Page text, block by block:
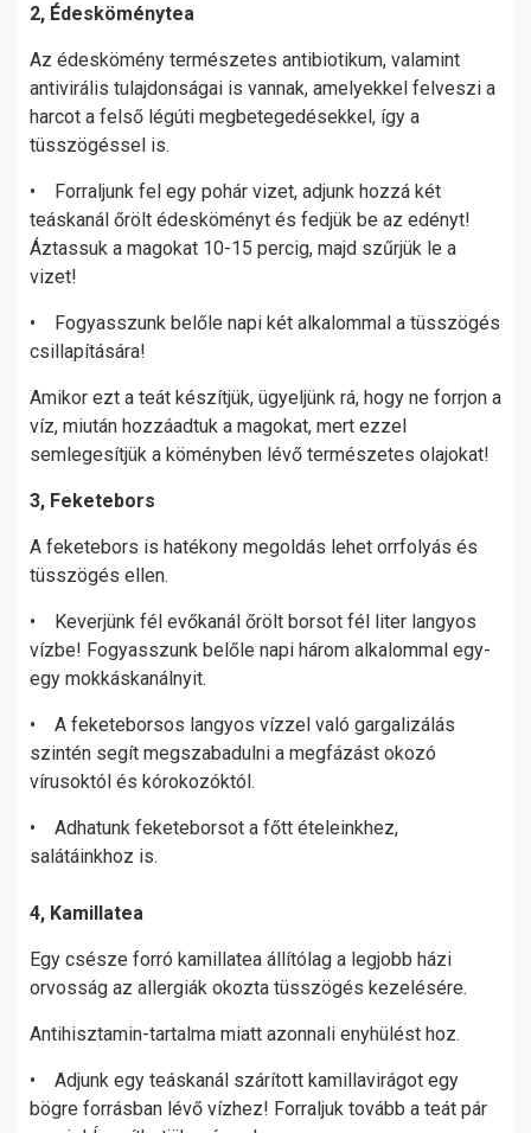
2, Édesköménytea
Az édeskömény természetes antibiotikum, valamint
antivirális tulajdonságai is vannak, amelyekkel felveszi a
harcot a felső légúti megbetegedésekkel, így a
tüsszögéssel is.
• Forraljunk fel egy pohár vizet, adjunk hozzá két
teáskanál őrölt édesköményt és fedjük be az edényt!
Áztassuk a magokat 10-15 percig, majd szűrjük le a
vizet!
• Fogyasszunk belőle napi két alkalommal a tüsszögés
csillapítására!
Amikor ezt a teát készítjük, ügyeljünk rá, hogy ne forrjon a
víz, miután hozzáadtuk a magokat, mert ezzel
semlegesítjük a köményben lévő természetes olajokat!
3, Feketebors
A feketebors is hatékony megoldás lehet orrfolyás és
tüsszögés ellen.
• Keverjünk fél evőkanál őrölt borsot fél liter langyos
vízbe! Fogyasszunk belőle napi három alkalommal egy-
egy mokkáskanálnyit.
• A feketeborsos langyos vízzel való gargalizálás
szintén segít megszabadulni a megfázást okozó
vírusoktól és kórokozóktól.
• Adhatunk feketeborsot a főtt ételeinkhez,
salátáinkhoz is.
4, Kamillatea
Egy csésze forró kamillatea állítólag a legjobb házi
orvosság az allergiák okozta tüsszögés kezelésére.
Antihisztamin-tartalma miatt azonnali enyhülést hoz.
• Adjunk egy teáskanál szárított kamillavirágot egy
bögre forrásban lévő vízhez! Forraljuk tovább a teát pár